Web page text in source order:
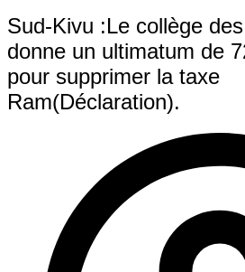
Sud-Kivu :Le collège
donne un ultimatum de
pour supprimer la taxe
Ram(Déclaration).